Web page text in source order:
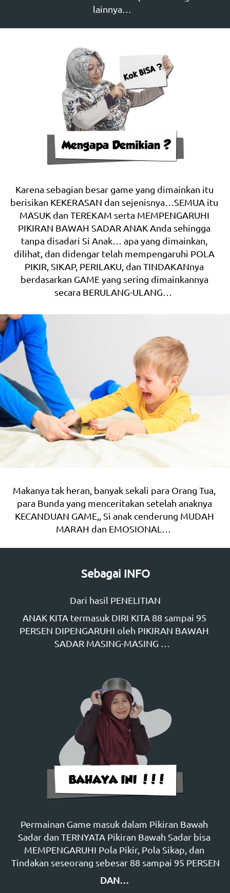
lainnya…
Karena sebagian besar game yang dimainkan itu
berisikan KEKERASAN dan sejenisnya…SEMUA itu
MASUK dan TEREKAM serta MEMPENGARUHI
PIKIRAN BAWAH SADAR ANAK Anda sehingga
tanpa disadari Si Anak… apa yang dimainkan,
dilihat, dan didengar telah mempengaruhi POLA
PIKIR, SIKAP, PERILAKU, dan TINDAKANnya
berdasarkan GAME yang sering dimainkannya
secara BERULANG-ULANG…
Makanya tak heran, banyak sekali para Orang Tua,
para Bunda yang menceritakan setelah anaknya
KECANDUAN GAME,, Si anak cenderung MUDAH
MARAH dan EMOSIONAL…
Sebagai INFO
Dari hasil PENELITIAN
ANAK KITA termasuk DIRI KITA 88 sampai 95
PERSEN DIPENGARUHI oleh PIKIRAN BAWAH
SADAR MASING-MASING …
Permainan Game masuk dalam Pikiran Bawah
Sadar dan TERNYATA Pikiran Bawah Sadar bisa
MEMPENGARUHI Pola Pikir, Pola Sikap, dan
Tindakan seseorang sebesar 88 sampai 95 PERSEN
DAN…